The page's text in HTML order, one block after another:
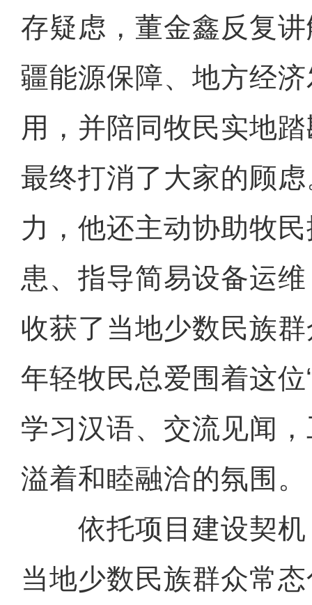
存疑虑，董金鑫反复
疆能源保障、地方经
用，并陪同牧民实地
最终打消了大家的顾
力，他还主动协助牧
患、指导简易设备运
收获了当地少数民族
年轻牧民总爱围着这位
学习汉语、交流见闻
溢着和睦融洽的氛围。
依托项目建设契机
当地少数民族群众常